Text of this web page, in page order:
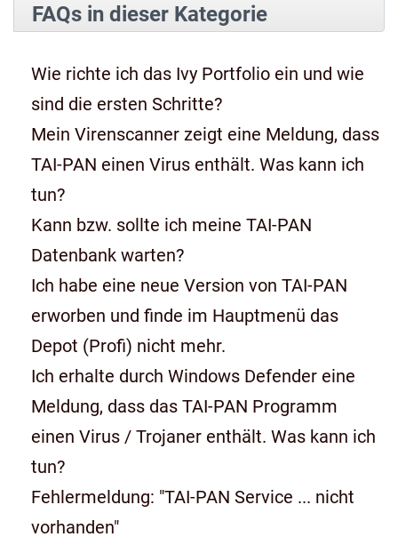
FAQs in dieser Kategorie
Wie richte ich das Ivy Portfolio ein und wie
sind die ersten Schritte?
Mein Virenscanner zeigt eine Meldung, dass
TAI-PAN einen Virus enthält. Was kann ich
tun?
Kann bzw. sollte ich meine TAI-PAN
Datenbank warten?
Ich habe eine neue Version von TAI-PAN
erworben und finde im Hauptmenü das
Depot (Profi) nicht mehr.
Ich erhalte durch Windows Defender eine
Meldung, dass das TAI-PAN Programm
einen Virus / Trojaner enthält. Was kann ich
tun?
Fehlermeldung: "TAI-PAN Service ... nicht
vorhanden"